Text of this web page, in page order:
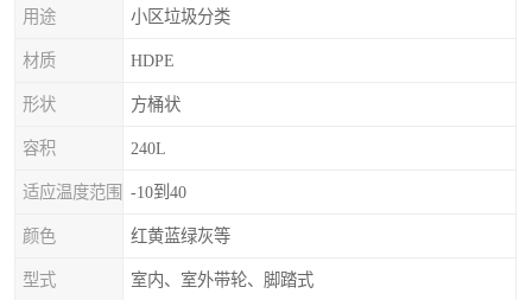
用途 小区垃圾分类
材质 HDPE
形状 方桶状
容积 240L
适应温度范围 -10到40
颜色 红黄蓝绿灰等
型式 室内、室外带轮、脚踏式